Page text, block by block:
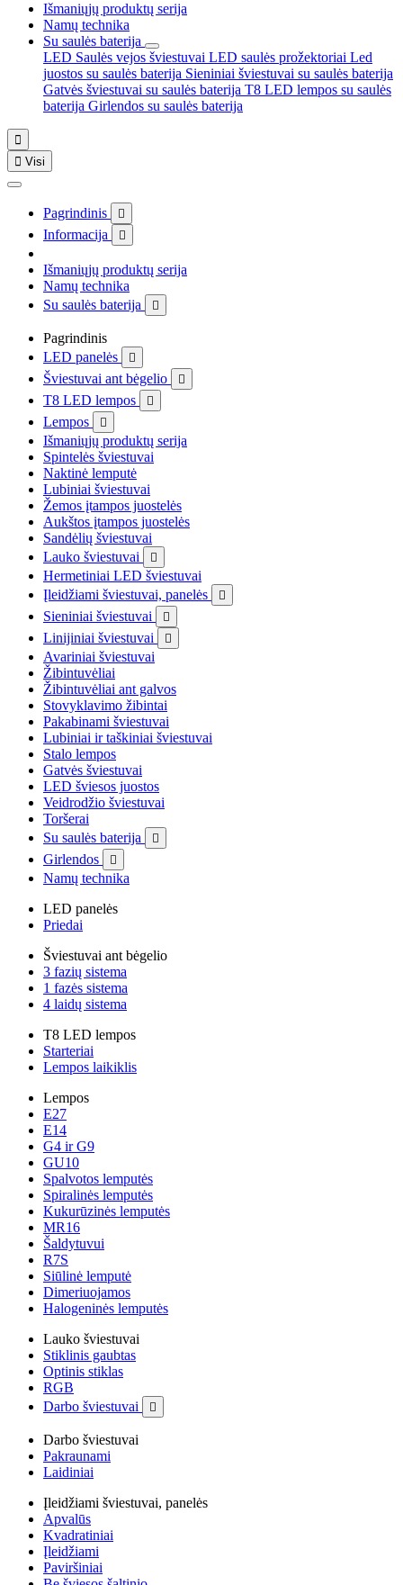
Išmaniųjų produktų serija
Namų technika
Su saulės baterija
LED Saulės vejos šviestuvai LED saulės prožektoriai Led
juostos su saulės baterija Sieniniai šviestuvai su saulės baterija
Gatvės šviestuvai su saulės baterija T8 LED lempos su saulės
baterija Girlendos su saulės baterija

 Visi
Pagrindinis 
Informacija 
Išmaniųjų produktų serija
Namų technika
Su saulės baterija

Pagrindinis
LED panelės

Šviestuvai ant bėgelio 
T8 LED lempos 
Lempos 
Išmaniųjų produktų serija
Spintelės šviestuvai
Naktinė lemputė
Lubiniai šviestuvai
Žemos įtampos juostelės
Aukštos įtampos juostelės
Sandėlių šviestuvai
Lauko šviestuvai

Hermetiniai LED šviestuvai
Įleidžiami šviestuvai, panelės

Sieniniai šviestuvai 
Linijiniai šviestuvai 
Avariniai šviestuvai
Žibintuvėliai
Žibintuvėliai ant galvos
Stovyklavimo žibintai
Pakabinami šviestuvai
Lubiniai ir taškiniai šviestuvai
Stalo lempos
Gatvės šviestuvai
LED šviesos juostos
Veidrodžio šviestuvai
Toršerai
Su saulės baterija

Girlendos 
Namų technika
LED panelės
Priedai
Šviestuvai ant bėgelio
3 fazių sistema
1 fazės sistema
4 laidų sistema
T8 LED lempos
Starteriai
Lempos laikiklis
Lempos
E27
E14
G4 ir G9
GU10
Spalvotos lemputės
Spiralinės lemputės
Kukurūzinės lemputės
MR16
Šaldytuvui
R7S
Siūlinė lemputė
Dimeriuojamos
Halogeninės lemputės
Lauko šviestuvai
Stiklinis gaubtas
Optinis stiklas
RGB
Darbo šviestuvai

Darbo šviestuvai
Pakraunami
Laidiniai
Įleidžiami šviestuvai, panelės
Apvalūs
Kvadratiniai
Įleidžiami
Paviršiniai